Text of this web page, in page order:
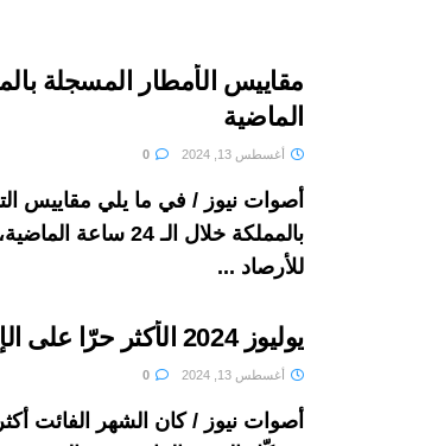
الماضية
أغسطس 13, 2024
أصوات نيوز / في ما يلي مقاييس
بالمملكة خلال الـ
للأرصاد ...
يوليوز 2024 الأكثر حرّا على الإطلاق
أغسطس 13, 2024
أصوات نيوز / كان الشهر الفائت